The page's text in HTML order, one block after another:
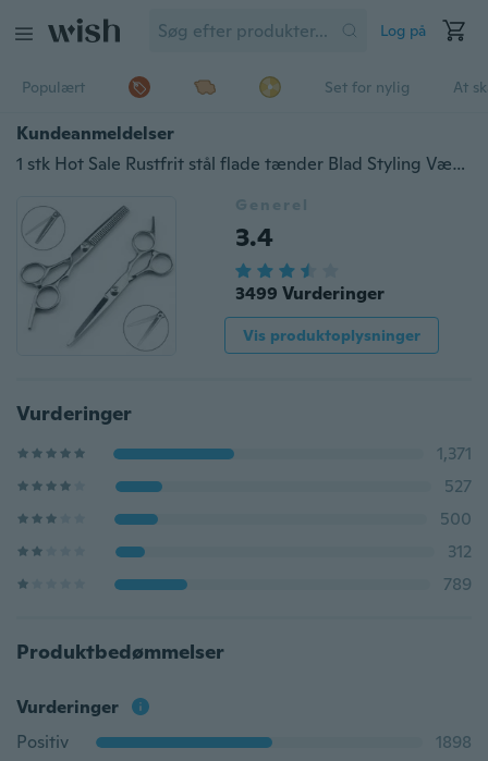
Log på
Populært Set for nylig At
Kundeanmeldelser
1 stk Hot Sale Rustfrit stål flade tænder Blad Styling Værktøj Hårsaks Tyndere Hårskæresaks Vælg mellem 1 stk skæresaks eller 1 stk tyndt saks
Generel
3.4
3499 Vurderinger
Vis produktoplysninger
Vurderinger
1,371
527
500
312
789
Produktbedømmelser
Vurderinger
Positiv
1898